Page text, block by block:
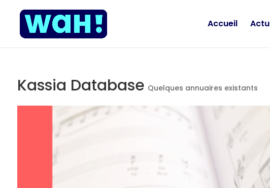
Accueil
Kassia Database Quelques annuaires existants